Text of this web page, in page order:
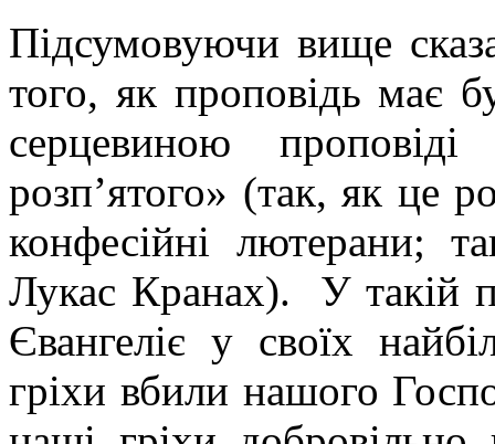
Підсумовуючи вище
того, як проповідь має
серцевиною
розп’ятого» (так, як це
конфесійні лютерани;
Лукас Кранах). У такій
Євангеліє у своїх
гріхи вбили нашого